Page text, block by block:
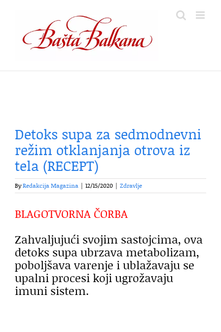
content
Detoks supa za sedmodnevni
režim otklanjanja otrova iz
tela (RECEPT)
ByRedakcija Magazina 12/15/2020 Zdravlje
BLAGOTVORNA ČORBA
Zahvaljujući svojim sastojcima, ova
detoks supa ubrzava metabolizam,
poboljšava varenje i ublažavaju se
upalni procesi koji ugrožavaju
imuni sistem.